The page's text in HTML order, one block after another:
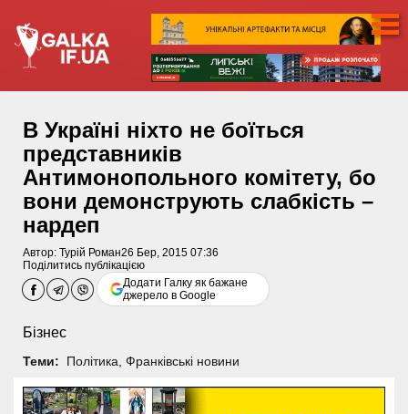
В Україні ніхто не боїться
представників
Антимонопольного комітету, бо
вони демонструють слабкість –
нардеп
Автор: Турій Роман26 Бер, 2015 07:36
Поділитись публікацією
Додати Галку як бажане
джерело в Google
Бізнес
Теми: Політика Франківські новини